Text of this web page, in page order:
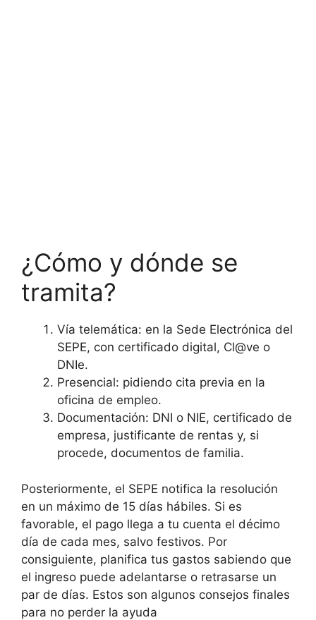
¿Cómo y dónde se
tramita?
Vía telemática: en la Sede Electrónica del
SEPE, con certificado digital, Cl@ve o
DNIe.
Presencial: pidiendo cita previa en la
oficina de empleo.
Documentación: DNI o NIE, certificado de
empresa, justificante de rentas y, si
procede, documentos de familia.
Posteriormente, el SEPE notifica la resolución
en un máximo de 15 días hábiles. Si es
favorable, el pago llega a tu cuenta el décimo
día de cada mes, salvo festivos. Por
consiguiente, planifica tus gastos sabiendo que
el ingreso puede adelantarse o retrasarse un
par de días. Estos son algunos consejos finales
para no perder la ayuda